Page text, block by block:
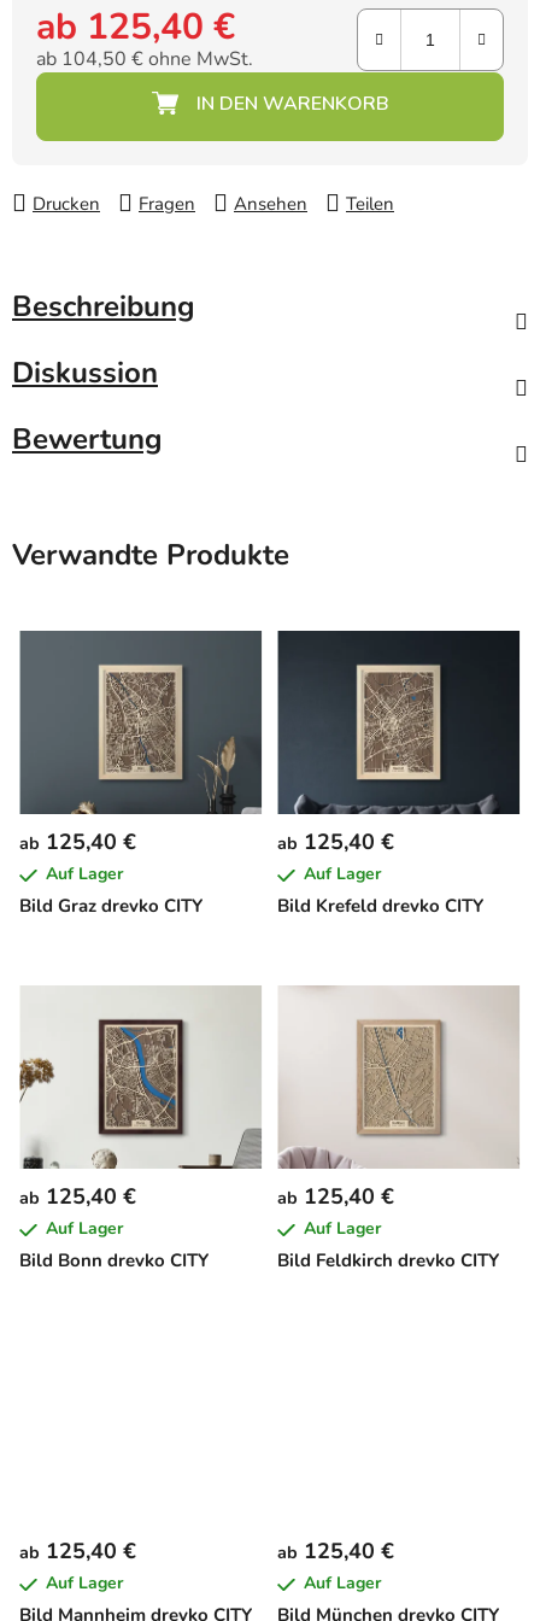
ab 125,40 €
ab 104,50 €ohne MwSt.
Drucken Fragen Ansehen Teilen
Beschreibung
Diskussion
Bewertung
Verwandte Produkte
Bild Graz drevko CITY
ab 125,40 €
Auf Lager
Bild Krefeld drevko CITY
ab 125,40 €
Auf Lager
Bild Bonn drevko CITY
ab 125,40 €
Auf Lager
Bild Feldkirch drevko CITY
ab 125,40 €
Auf Lager
Bild Mannheim drevko CITY
ab 125,40 €
Auf Lager
Bild München drevko CITY
ab 125,40 €
Auf Lager